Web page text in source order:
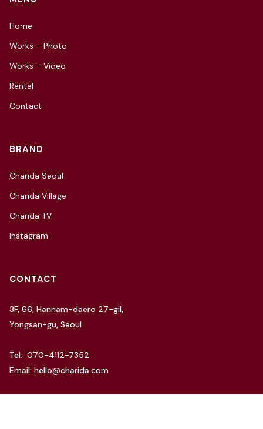
Home
Works – Photo
Works – Video
Rental
Contact
BRAND
Charida Seoul
Charida Village
Charida TV
Instagram
CONTACT
3F, 66, Hannam-daero 27-gil,
Yongsan-gu, Seoul
Tel: 070-4112-7352
Email: hello@charida.com